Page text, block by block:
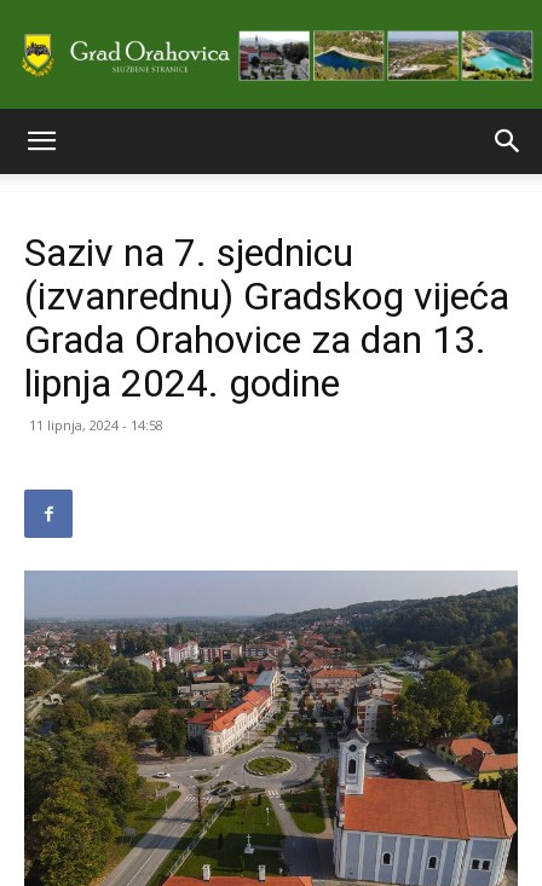
stranice
Grada
Saziv na 7. sjednicu
(izvanrednu) Gradskog vijeća
Grada Orahovice za dan 13.
lipnja 2024. godine
11 lipnja, 2024 - 14:58